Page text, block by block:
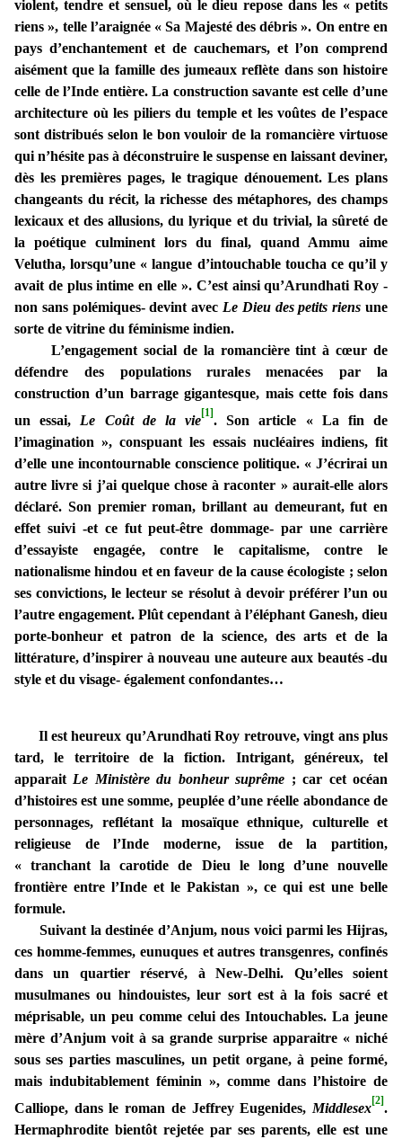
violent, tendre et sensuel, où le dieu repose dans les « petits
riens », telle l’araignée « Sa Majesté des débris ». On entre en
pays d’enchantement et de cauchemars, et l’on comprend
aisément que la famille des jumeaux reflète dans son histoire
celle de l’Inde entière. La construction savante est celle d’une
architecture où les piliers du temple et les voûtes de l’espace
sont distribués selon le bon vouloir de la romancière virtuose
qui n’hésite pas à déconstruire le suspense en laissant deviner,
dès les premières pages, le tragique dénouement. Les plans
changeants du récit, la richesse des métaphores, des champs
lexicaux et des allusions, du lyrique et du trivial, la sûreté de
la poétique culminent lors du final, quand Ammu aime
Velutha, lorsqu’une « langue d’intouchable toucha ce qu’il y
avait de plus intime en elle ». C’est ainsi qu’Arundhati Roy -
non sans polémiques- devint avec Le Dieu des petits riens une
sorte de vitrine du féminisme indien.
L’engagement social de la romancière tint à cœur de
défendre des populations rurales menacées par la
construction d’un barrage gigantesque, mais cette fois dans
un essai, Le Coût de la vie[1]. Son article « La fin de
l’imagination », conspuant les essais nucléaires indiens, fit
d’elle une incontournable conscience politique. « J’écrirai un
autre livre si j’ai quelque chose à raconter » aurait-elle alors
déclaré. Son premier roman, brillant au demeurant, fut en
effet suivi -et ce fut peut-être dommage- par une carrière
d’essayiste engagée, contre le capitalisme, contre le
nationalisme hindou et en faveur de la cause écologiste ; selon
ses convictions, le lecteur se résolut à devoir préférer l’un ou
l’autre engagement. Plût cependant à l’éléphant Ganesh, dieu
porte-bonheur et patron de la science, des arts et de la
littérature, d’inspirer à nouveau une auteure aux beautés -du
style et du visage- également confondantes…
Il est heureux qu’Arundhati Roy retrouve, vingt ans plus
tard, le territoire de la fiction. Intrigant, généreux, tel
apparait Le Ministère du bonheur suprême ; car cet océan
d’histoires est une somme, peuplée d’une réelle abondance de
personnages, reflétant la mosaïque ethnique, culturelle et
religieuse de l’Inde moderne, issue de la partition,
« tranchant la carotide de Dieu le long d’une nouvelle
frontière entre l’Inde et le Pakistan », ce qui est une belle
formule.
Suivant la destinée d’Anjum, nous voici parmi les Hijras,
ces homme-femmes, eunuques et autres transgenres, confinés
dans un quartier réservé, à New-Delhi. Qu’elles soient
musulmanes ou hindouistes, leur sort est à la fois sacré et
méprisable, un peu comme celui des Intouchables. La jeune
mère d’Anjum voit à sa grande surprise apparaitre « niché
sous ses parties masculines, un petit organe, à peine formé,
mais indubitablement féminin », comme dans l’histoire de
Calliope, dans le roman de Jeffrey Eugenides, Middlesex[2].
Hermaphrodite bientôt rejetée par ses parents, elle est une